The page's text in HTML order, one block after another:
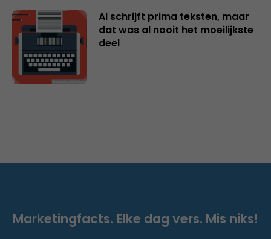
AI schrijft prima teksten, maar
dat was al nooit het moeilijkste
deel
Marketingfacts. Elke dag vers. Mis niks!